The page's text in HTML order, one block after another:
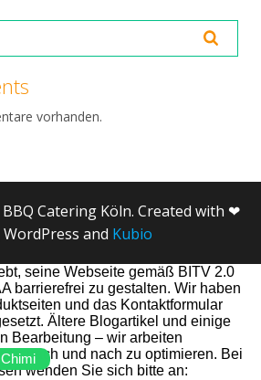
vorhanden.
Catering Köln. Created with ❤
and Kubio
seine Webseite gemäß BITV 2.0
barrierefrei zu gestalten. Wir haben
und das Kontaktformular
Ältere Blogartikel und einige
Bearbeitung – wir arbeiten
nach und nach zu optimieren. Bei
wenden Sie sich bitte an: